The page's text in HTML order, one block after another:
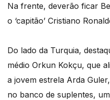
Na frente, deverão ficar
o ‘capitão’ Cristiano
Do lado da Turquia,
médio Orkun Kokçu, que
a jovem estrela Arda
no banco de suplentes,